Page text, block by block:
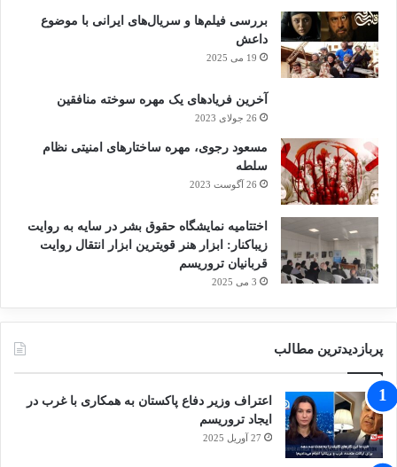
بررسی فیلم‌ها و سریال‌های ایرانی با موضوع
داعش
19 می 2025
آخرین فریادهای یک مهره سوخته منافقین
26 جولای 2023
مسعود رجوی، مهره ساختارهای امنیتی نظام
سلطه
26 آگوست 2023
اختتامیه نمایشگاه حقوق بشر در سایه به روایت
زیباکنار: ابزار هنر قویترین ابزار انتقال روایت
قربانیان تروریسم
3 می 2025
پربازدیدترین مطالب
اعتراف وزیر دفاع پاکستان به همکاری با غرب در
ایجاد تروریسم
27 آوریل 2025